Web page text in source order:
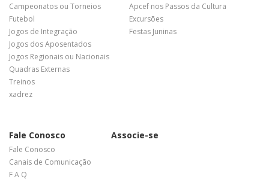
Campeonatos ou Torneios
Futebol
Jogos de Integração
Jogos dos Aposentados
Jogos Regionais ou Nacionais
Quadras Externas
Treinos
xadrez
Apcef nos Passos da Cultura
Excursões
Festas Juninas
Fale Conosco
Fale Conosco
Canais de Comunicação
F A Q
Associe-se